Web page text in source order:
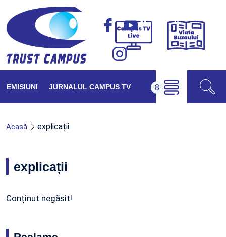
Campus
Viața
EMISIUNI JURNALUL CAMPUS TV
Acasă explicații
explicații
Conținut negăsit!